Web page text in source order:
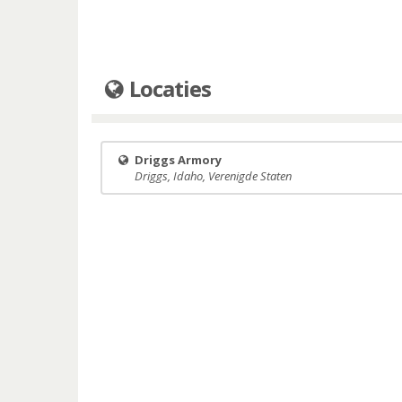
Locaties
Driggs Armory
Driggs, Idaho, Verenigde Staten